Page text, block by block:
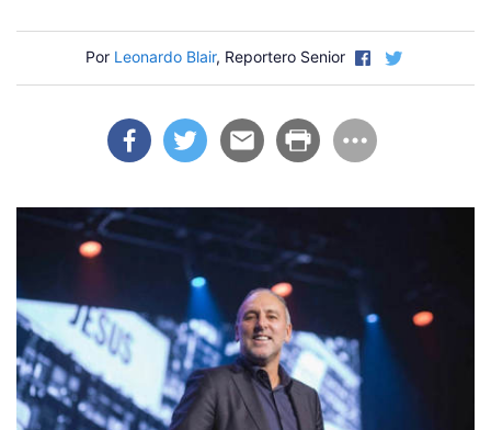
Por Leonardo Blair, Reportero Senior